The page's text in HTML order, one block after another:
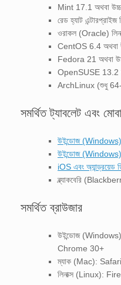
Mint 17.1 অথবা
রেড হ্যাট
ওরাকল (Oracle)
CentOS 6.4 অথবা
Fedora 21 অথবা
OpenSUSE 13.2
ArchLinux (শুধু
সমর্থিত ট্যাবলেট এবং
উইন্ডোজ
উইন্ডোজ
iOS এবং অ্যান্ড্রয়েড
ব্ল্যাকবেরি
সমর্থিত ব্রাউজার
উইন্ডোজ
Chrome 30+
ম্যাক (Mac):
লিনাক্স (Linux):